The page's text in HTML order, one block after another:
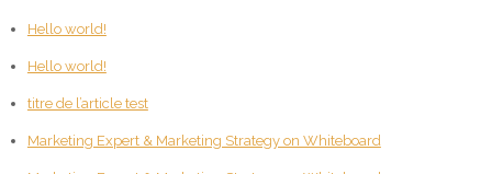
Hello world!
Hello world!
titre de l’article test
Marketing Expert & Marketing Strategy on Whiteboard